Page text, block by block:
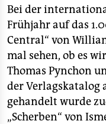
Bei der
Frühjahr auf das
Central“ von
mal sehen, ob es
Thomas Pynchon
der Verlagskatalog
gehandelt wurde
„Scherben“ von